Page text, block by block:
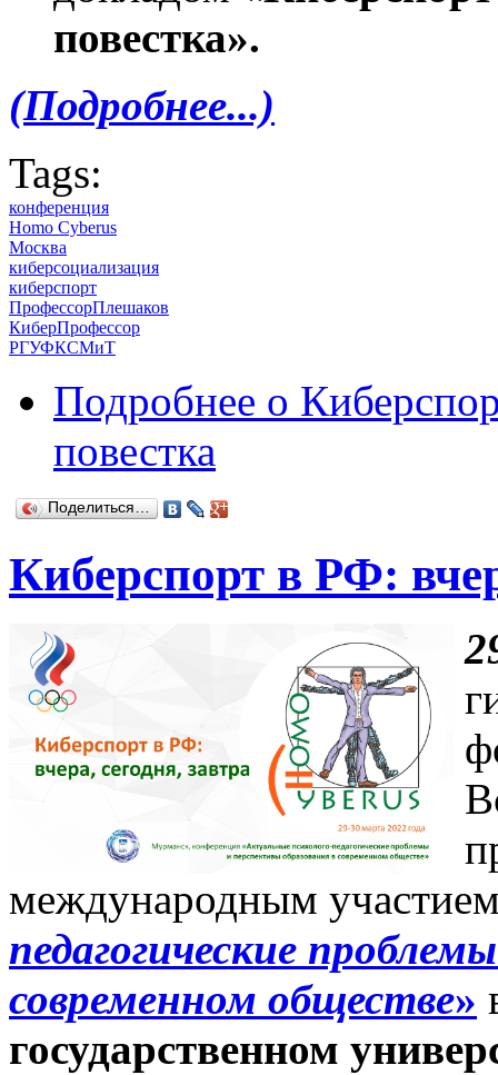
повестка».
​(Подробнее...)
Tags:
конференция
Homo Cyberus
Москва
киберсоциализация
киберспорт
ПрофессорПлешаков
КиберПрофессор
РГУФКСМиТ
Подробнее о
повестка
Поделиться…
Киберспорт в РФ:
международным
педагогические
современном обществе»
государственном